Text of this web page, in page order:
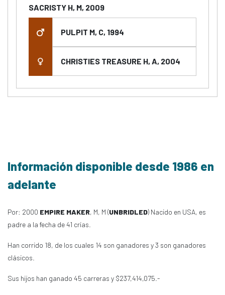
SACRISTY H, M, 2009
PULPIT M, C, 1994
CHRISTIES TREASURE H, A, 2004
Información disponible desde 1986 en
adelante
Por: 2000 EMPIRE MAKER, M, M (UNBRIDLED) Nacido en USA, es
padre a la fecha de 41 crías.
Han corrido 18, de los cuales 14 son ganadores y 3 son ganadores
clásicos.
Sus hijos han ganado 45 carreras y $237,414,075.-